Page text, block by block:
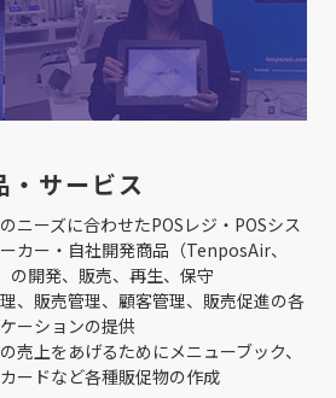
・サービス
ニーズに合わせたPOSレジ・POSシス
カー・自社開発商品（TenposAir、
の開発、販売、再生、保守
、販売管理、顧客管理、販売促進の各
ーションの提供
売上をあげるためにメニューブック、
ードなど各種販促物の作成